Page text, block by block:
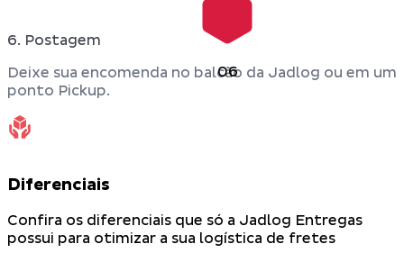
06
6. Postagem
Deixe sua encomenda no balcão da Jadlog ou em um
ponto Pickup.
Diferenciais
Confira os diferenciais que só a Jadlog Entregas
possui para otimizar a sua logística de fretes